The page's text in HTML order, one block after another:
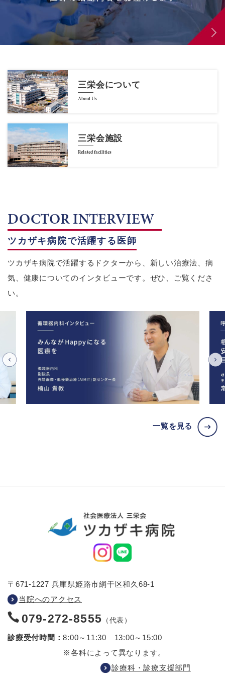
三栄会について
About Us
三栄会施設
Related facilities
DOCTOR INTERVIEW
ツカザキ病院で活躍する医師
ツカザキ病院で活躍するドクターから、新しい治療法、病
気、健康についてのインタビューです。ぜひ、ご覧くださ
い。
一覧を見る
〒671-1227 兵庫県姫路市網干区和久68-1
当院へのアクセス
079-272-8555 （代表）
診療受付時間：8:00～11:30 13:00～15:00
※各科によって異なります。
診療科・診療支援部門